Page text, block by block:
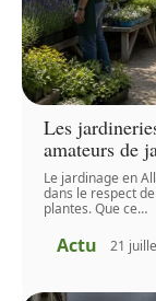
Les
amateurs de
Le jardinage en
dans le respect
plantes. Que ce…
Actu 21